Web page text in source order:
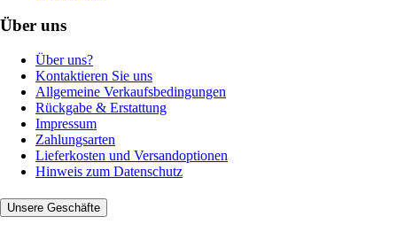
Über uns
Über uns?
Kontaktieren Sie uns
Allgemeine Verkaufsbedingungen
Rückgabe & Erstattung
Impressum
Zahlungsarten
Lieferkosten und Versandoptionen
Hinweis zum Datenschutz
Unsere Geschäfte